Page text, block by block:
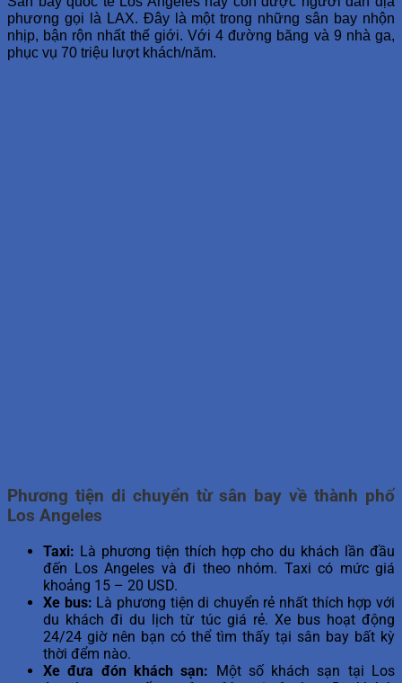
phương gọi là LAX. Đây là một trong những sân bay nhộn
nhịp, bận rộn nhất thế giới. Với 4 đường băng và 9 nhà ga,
phục vụ 70 triệu lượt khách/năm.
Phương tiện di chuyển từ sân bay về thành phố
Los Angeles
Taxi: Là phương tiện thích hợp cho du khách lần đầu
đến Los Angeles và đi theo nhóm. Taxi có mức giá
khoảng 15 – 20 USD.
Xe bus: Là phương tiện di chuyển rẻ nhất thích hợp với
du khách đi du lịch từ túc giá rẻ. Xe bus hoạt động
24/24 giờ nên bạn có thể tìm thấy tại sân bay bất kỳ
thời đểm nào.
Xe đưa đón khách sạn: Một số khách sạn tại Los